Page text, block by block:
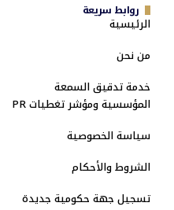
روابط سريعة
الرئيسية
من نحن
خدمة تدقيق السمعة
المؤسسية ومؤشر تغطيات PR
سياسة الخصوصية
الشروط والأحكام
تسجيل جهة حكومية جديدة